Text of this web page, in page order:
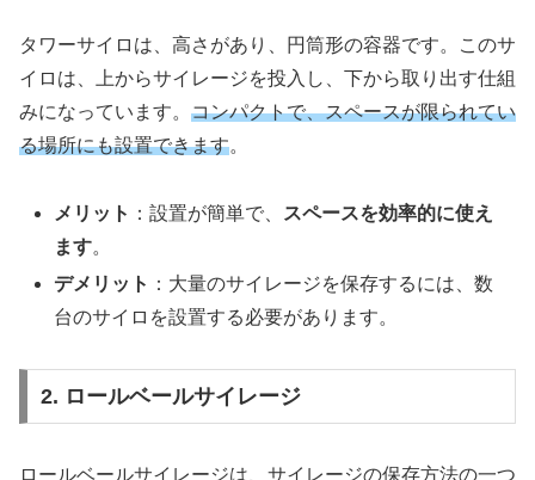
タワーサイロは、高さがあり、円筒形の容器です。このサ
イロは、上からサイレージを投入し、下から取り出す仕組
みになっています。 コンパクトで、スペースが限られてい
る場所にも設置できます。
メリット ：設置が簡単で、
スペースを効率的に使え
ます。
デメリット ：大量のサイレージを保存するには、数
台のサイロを設置する必要があります。
2. ロールベールサイレージ
ロールベールサイレージは、サイレージの保存方法の一つ